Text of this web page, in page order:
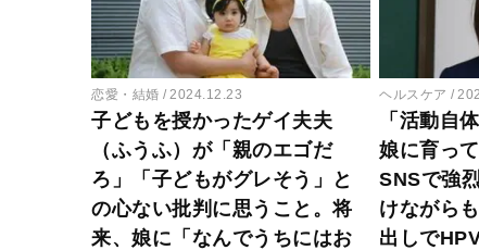
恋愛・結婚 2024.12.23
子どもを授かったゲイ夫夫
（ふうふ）が「親のエゴだ
ろ」「子どもがグレそう」と
の心ない批判に思うこと。将
来、娘に「なんでうちにはお
ヘルスケア
「活動自
娘に育っ
SNSで強
けながら
出しで